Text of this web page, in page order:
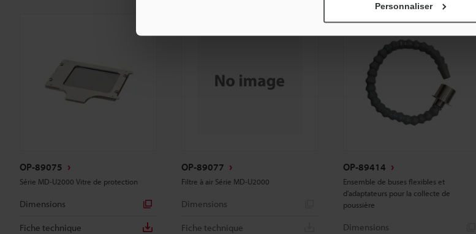
Personnaliser
OP-89075
Série MD-U2000 Vitre de protection
Dimensions
Fiche technique
OP-89077
Filtre à air Série MD-U2000
Dimensions
Fiche technique
OP-89414
Ensemble de buses flexibles et
d'adaptateurs pour la collecte de
poussière
Dimensions